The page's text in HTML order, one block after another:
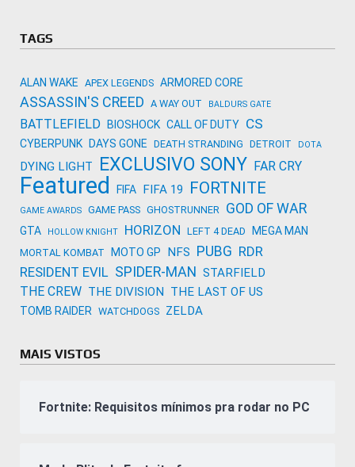
TAGS
ALAN WAKE APEX LEGENDS ARMORED CORE
ASSASSIN'S CREED A WAY OUT BALDURS GATE
BATTLEFIELD BIOSHOCK CALL OF DUTY CS
CYBERPUNK DAYS GONE DEATH STRANDING DETROIT DOTA
DYING LIGHT EXCLUSIVO SONY FAR CRY
Featured FIFA FIFA 19 FORTNITE
GAME AWARDS GAME PASS GHOSTRUNNER GOD OF WAR
GTA HOLLOW KNIGHT HORIZON LEFT 4 DEAD MEGA MAN
MORTAL KOMBAT MOTO GP NFS PUBG RDR
RESIDENT EVIL SPIDER-MAN STARFIELD
THE CREW THE DIVISION THE LAST OF US
TOMB RAIDER WATCHDOGS ZELDA
MAIS VISTOS
Fortnite: Requisitos mínimos pra rodar no PC